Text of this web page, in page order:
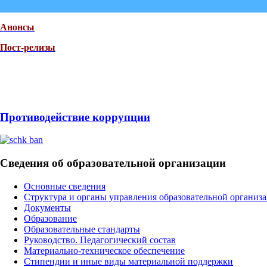
Анонсы
Пост-релизы
Противодействие коррупции
Сведения об образовательной организации
Основные сведения
Структура и органы управления образовательной
Документы
Образование
Образовательные стандарты
Руководство. Педагогический состав
Материально-техническое обеспечение
Стипендии и иные виды материальной поддержки